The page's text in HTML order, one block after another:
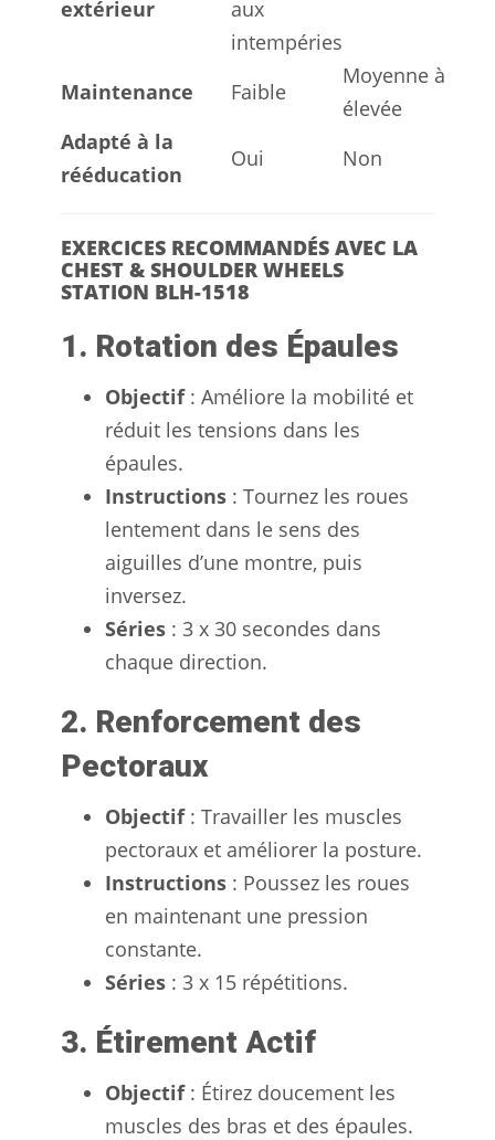
extérieur
aux
intempéries
Maintenance Faible
Moyenne à
élevée
Adapté à la
rééducation
Oui Non
EXERCICES RECOMMANDÉS AVEC LA
CHEST & SHOULDER WHEELS
STATION BLH-1518
1. Rotation des Épaules
Objectif: Améliore la mobilité et
réduit les tensions dans les
épaules.
Instructions : Tournez les roues
lentement dans le sens des
aiguilles d’une montre, puis
inversez.
Séries : 3 x 30 secondes dans
chaque direction.
2. Renforcement des
Pectoraux
Objectif: Travailler les muscles
pectoraux et améliorer la posture.
Instructions : Poussez les roues
en maintenant une pression
constante.
Séries : 3 x 15 répétitions.
3. Étirement Actif
Objectif: Étirez doucement les
muscles des bras et des épaules.